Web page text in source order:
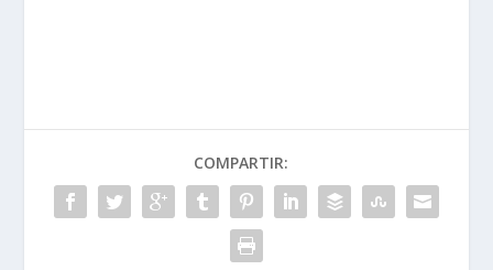
COMPARTIR: